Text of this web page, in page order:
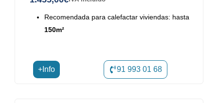
Recomendada para calefactar viviendas: hasta
150m²
+Info 91 993 01 68